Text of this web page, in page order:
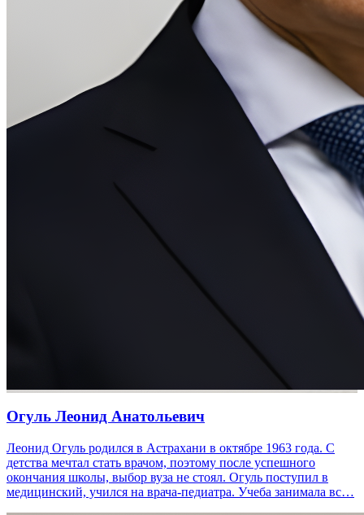
Огуль Леонид Анатольевич
Леонид Огуль родился в Астрахани в октябре 1963 года. С
детства мечтал стать врачом, поэтому после успешного
окончания школы, выбор вуза не стоял. Огуль поступил в
медицинский, учился на врача-педиатра. Учеба занимала вс…